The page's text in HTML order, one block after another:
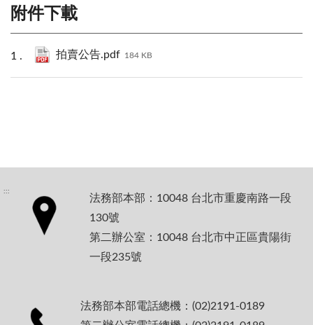
附件下載
拍賣公告.pdf 184 KB
:::
法務部本部：10048 台北市重慶南路一段
130號
第二辦公室：10048 台北市中正區貴陽街
一段235號
法務部本部電話總機：(02)2191-0189